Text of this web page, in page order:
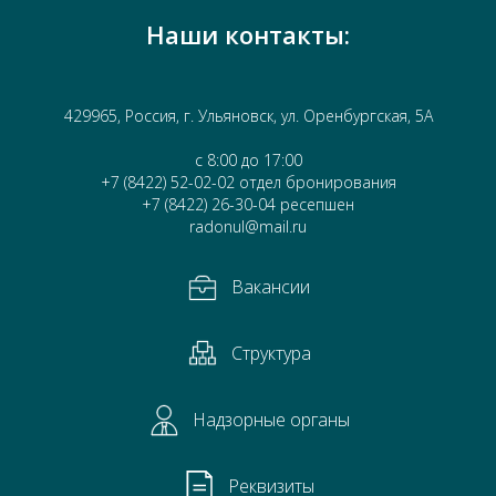
Структура
Надзорные органы
Реквизиты
Часто задаваемые вопросы
Отзывы